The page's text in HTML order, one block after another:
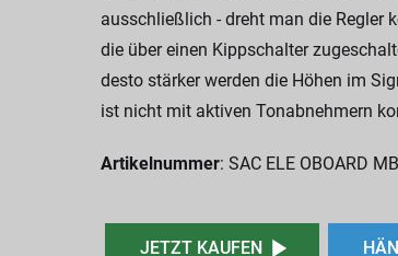
ausschließlich - dreht man die Regler
die über einen Kippschalter
desto stärker werden die Höhen im
ist nicht mit aktiven Tonabnehmern
Artikelnummer: SAC ELE OBOARD
JETZT KAUFEN